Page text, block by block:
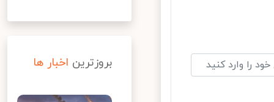
بروزترین اخبار ها